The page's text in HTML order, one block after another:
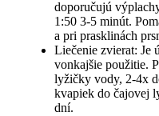
doporučujú
1:50 3-5 minút.
a pri prasklinách
Liečenie zvierat: Je
vonkajšie použitie.
lyžičky vody, 2-4x
kvapiek do čajovej
dní.